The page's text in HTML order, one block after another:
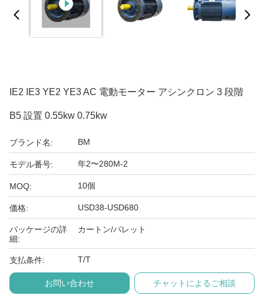
IE2 IE3 YE2 YE3 AC 電動モーター アシンクロン 3 段階
B5 設置 0.55kw 0.75kw
ブランド名: BM
モデル番号: 年2〜280M-2
MOQ: 10個
価格: USD38-USD680
パッケージの詳
細:
カートン/パレット
支払条件: T/T
お問い合わせ チャットによるご相談